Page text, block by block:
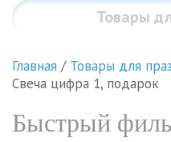
Товары
Главная / Товары для
Свеча цифра 1, подарок
Быстрый